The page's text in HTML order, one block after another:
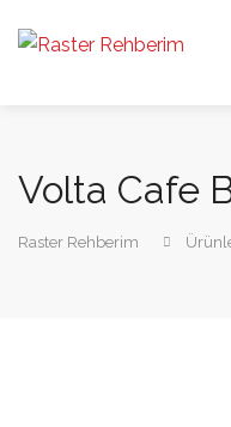
Volta Cafe
Raster Rehberim